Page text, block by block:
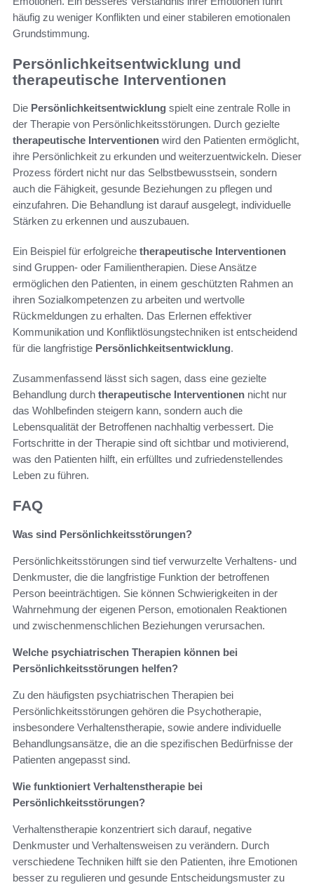
häufig zu weniger Konflikten und einer stabileren emotionalen
Grundstimmung.
Persönlichkeitsentwicklung und
therapeutische Interventionen
Die Persönlichkeitsentwicklung spielt eine zentrale Rolle in
der Therapie von Persönlichkeitsstörungen. Durch gezielte
therapeutische Interventionen wird den Patienten ermöglicht,
ihre Persönlichkeit zu erkunden und weiterzuentwickeln. Dieser
Prozess fördert nicht nur das Selbstbewusstsein, sondern
auch die Fähigkeit, gesunde Beziehungen zu pflegen und
einzufahren. Die Behandlung ist darauf ausgelegt, individuelle
Stärken zu erkennen und auszubauen.
Ein Beispiel für erfolgreiche therapeutische Interventionen
sind Gruppen- oder Familientherapien. Diese Ansätze
ermöglichen den Patienten, in einem geschützten Rahmen an
ihren Sozialkompetenzen zu arbeiten und wertvolle
Rückmeldungen zu erhalten. Das Erlernen effektiver
Kommunikation und Konfliktlösungstechniken ist entscheidend
für die langfristige Persönlichkeitsentwicklung.
Zusammenfassend lässt sich sagen, dass eine gezielte
Behandlung durch therapeutische Interventionen nicht nur
das Wohlbefinden steigern kann, sondern auch die
Lebensqualität der Betroffenen nachhaltig verbessert. Die
Fortschritte in der Therapie sind oft sichtbar und motivierend,
was den Patienten hilft, ein erfülltes und zufriedenstellendes
Leben zu führen.
FAQ
Was sind Persönlichkeitsstörungen?
Persönlichkeitsstörungen sind tief verwurzelte Verhaltens- und
Denkmuster, die die langfristige Funktion der betroffenen
Person beeinträchtigen. Sie können Schwierigkeiten in der
Wahrnehmung der eigenen Person, emotionalen Reaktionen
und zwischenmenschlichen Beziehungen verursachen.
Welche psychiatrischen Therapien können bei
Persönlichkeitsstörungen helfen?
Zu den häufigsten psychiatrischen Therapien bei
Persönlichkeitsstörungen gehören die Psychotherapie,
insbesondere Verhaltenstherapie, sowie andere individuelle
Behandlungsansätze, die an die spezifischen Bedürfnisse der
Patienten angepasst sind.
Wie funktioniert Verhaltenstherapie bei
Persönlichkeitsstörungen?
Verhaltenstherapie konzentriert sich darauf, negative
Denkmuster und Verhaltensweisen zu verändern. Durch
verschiedene Techniken hilft sie den Patienten, ihre Emotionen
besser zu regulieren und gesunde Entscheidungsmuster zu